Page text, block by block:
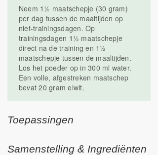
Neem 1½ maatschepje (30 gram)
per dag tussen de maaltijden op
niet-trainingsdagen. Op
trainingsdagen 1½ maatschepje
direct na de training en 1½
maatschepje tussen de maaltijden.
Los het poeder op in 300 ml water.
Een volle, afgestreken maatschep
bevat 20 gram eiwit.
Toepassingen
Samenstelling & Ingrediënten